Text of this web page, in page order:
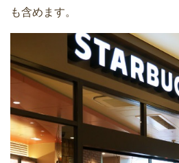
も含めます。